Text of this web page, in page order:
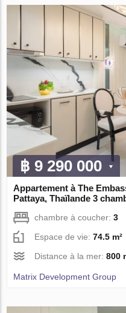
฿ 9 290 000
Appartement à The
Pattaya, Thaïlande 3
chambre à coucher:3
Espace de vie:74.5 m²
Distance à la mer:800
Matrix Development Group